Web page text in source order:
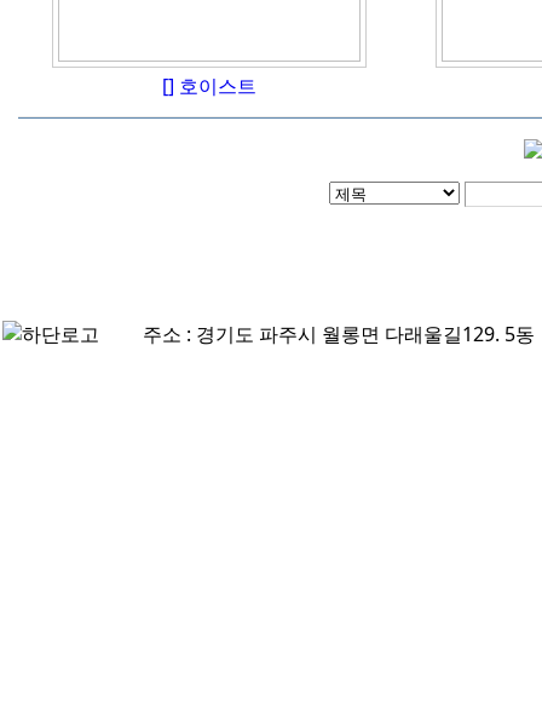
[] 호이스트
주소 : 경기도 파주시 월롱면 다래울길129. 5